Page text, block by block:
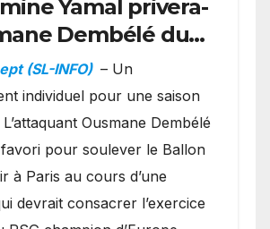
Yamal privera-
Dembélé du
?
(SL-INFO) – Un
individuel pour une saison
Ousmane Dembélé
pour soulever le Ballon
à Paris au cours d’une
devrait consacrer l’exercice